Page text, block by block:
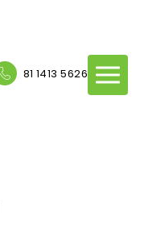
81 1413 5626